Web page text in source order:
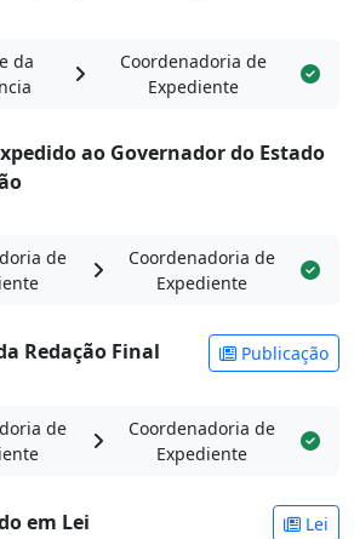
da
Coordenadoria de
Expediente
ao Governador do Estado
de
Coordenadoria de
Expediente
Redação Final
Publicação
de
Coordenadoria de
Expediente
em Lei
Lei